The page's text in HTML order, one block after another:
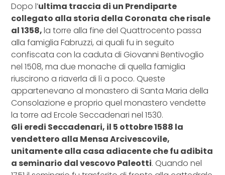
Dopo l’ultima traccia di un Prendiparte
collegato alla storia della Coronata che risale
al 1358,la torre alla fine del Quattrocento passa
alla famiglia Fabruzzi, ai quali fu in seguito
confiscata con la caduta di Giovanni Bentivoglio
nel 1508, ma due monache di quella famiglia
riuscirono a riaverla di lì a poco. Queste
appartenevano al monastero di Santa Maria della
Consolazione e proprio quel monastero vendette
la torre ad Ercole Seccadenari nel 1530.
Gli eredi Seccadenari, il 5 ottobre 1588 la
vendettero alla Mensa Arcivescovile,
unitamente alla casa adiacente che fu adibita
a seminario dal vescovo Paleotti. Quando nel